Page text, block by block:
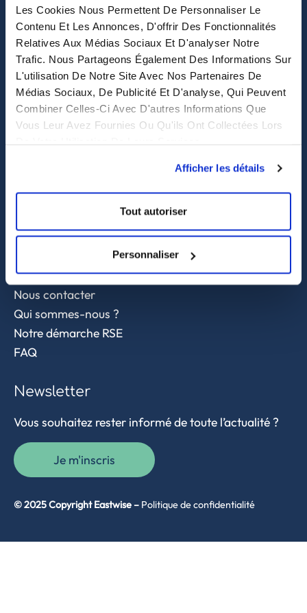
Les Cookies Nous Permettent De Personnaliser Le
Contenu Et Les Annonces, D'offrir Des Fonctionnalités
Relatives Aux Médias Sociaux Et D'analyser Notre
Trafic. Nous Partageons Également Des Informations Sur
L'utilisation De Notre Site Avec Nos Partenaires De
Médias Sociaux, De Publicité Et D'analyse, Qui Peuvent
Combiner Celles-Ci Avec D'autres Informations Que
Vous Leur Avez Fournies Ou Qu'ils Ont Collectées Lors
Afficher les détails
Tout autoriser
Personnaliser
eastwise
Purchasing solutions
Procurement solutions
End-to-End Supply Partner
Supply chain et approvisionnement
Nous contacter
Qui sommes-nous ?
Notre démarche RSE
FAQ
Newsletter
Vous souhaitez rester informé de toute l’actualité ?
Je m'inscris
© 2025 Copyright Eastwise – Politique de confidentialité